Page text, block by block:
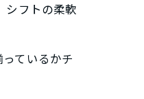
シフトの柔軟
ているかチ